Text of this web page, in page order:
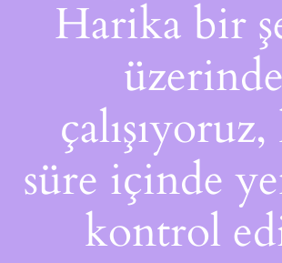
Harika bir
üzerinde
çalışıyoruz,
süre içinde
kontrol